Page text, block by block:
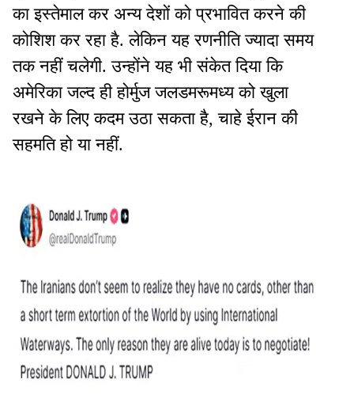
का इस्तेमाल कर अन्य देशों को प्रभावित करने की
कोशिश कर रहा है. लेकिन यह रणनीति ज्यादा समय
तक नहीं चलेगी. उन्होंने यह भी संकेत दिया कि
अमेरिका जल्द ही होर्मुज जलडमरूमध्य को खुला
रखने के लिए कदम उठा सकता है, चाहे ईरान की
सहमति हो या नहीं.